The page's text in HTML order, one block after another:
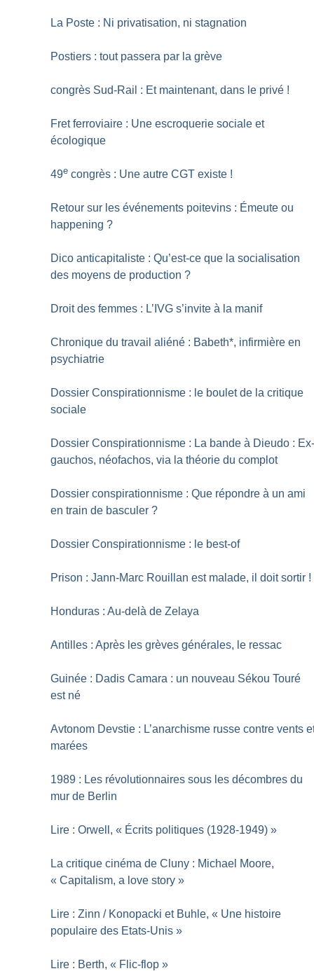
La Poste : Ni privatisation, ni stagnation
Postiers : tout passera par la grève
congrès Sud-Rail : Et maintenant, dans le privé !
Fret ferroviaire : Une escroquerie sociale et
écologique
49e congrès : Une autre CGT existe !
Retour sur les événements poitevins : Émeute ou
happening ?
Dico anticapitaliste : Qu’est-ce que la socialisation
des moyens de production ?
Droit des femmes : L’IVG s’invite à la manif
Chronique du travail aliéné : Babeth*, infirmière en
psychiatrie
Dossier Conspirationnisme : le boulet de la critique
sociale
Dossier Conspirationnisme : La bande à Dieudo :
gauchos, néofachos, via la théorie du complot
Dossier conspirationnisme : Que répondre à un ami
en train de basculer ?
Dossier Conspirationnisme : le best-of
Prison : Jann-Marc Rouillan est malade, il doit sortir !
Honduras : Au-delà de Zelaya
Antilles : Après les grèves générales, le ressac
Guinée : Dadis Camara : un nouveau Sékou Touré
est né
Avtonom Devstie : L’anarchisme russe contre vents
marées
1989 : Les révolutionnaires sous les décombres du
mur de Berlin
Lire : Orwell, « Écrits politiques (1928-1949) »
La critique cinéma de Cluny : Michael Moore,
« Capitalism, a love story »
Lire : Zinn / Konopacki et Buhle, « Une histoire
populaire des Etats-Unis »
Lire : Berth, « Flic-flop »